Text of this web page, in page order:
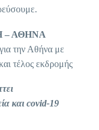
– ΑΘΗΝΑ
την Αθήνα με
τέλος εκδρομής
και covid-19